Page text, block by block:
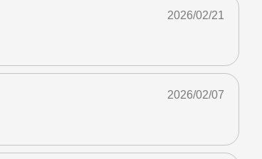
2026/02/21
2026/02/07